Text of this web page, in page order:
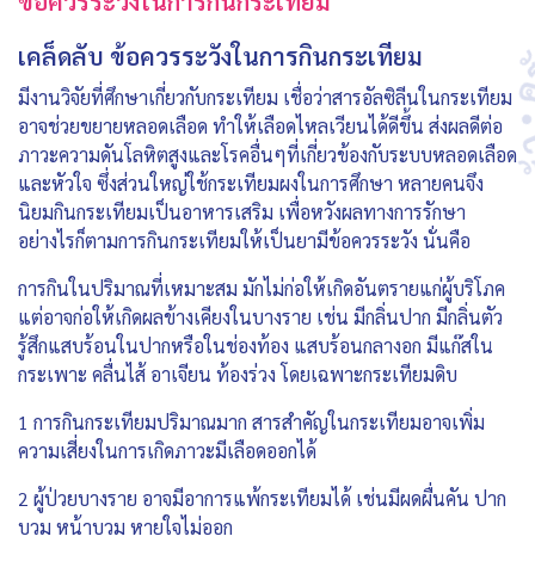
เคล็ดลับ ข้อควรระวังในการกินกระเทียม
มีงานวิจัยที่ศึกษาเกี่ยวกับกระเทียม เชื่อว่าสารอัลซิลีนในกระเทียม
อาจช่วยขยายหลอดเลือด ทำให้เลือดไหลเวียนได้ดีขึ้น ส่งผลดีต่อ
ภาวะความดันโลหิตสูงและโรคอื่นๆที่เกี่ยวข้องกับระบบหลอดเลือด
และหัวใจ ซึ่งส่วนใหญ่ใช้กระเทียมผงในการศึกษา หลายคนจึง
นิยมกินกระเทียมเป็นอาหารเสริม เพื่อหวังผลทางการรักษา
อย่างไรก็ตามการกินกระเทียมให้เป็นยามีข้อควรระวัง นั่นคือ
การกินในปริมาณที่เหมาะสม มักไม่ก่อให้เกิดอันตรายแก่ผู้บริโภค
แต่อาจก่อให้เกิดผลข้างเคียงในบางราย เช่น มีกลิ่นปาก มีกลิ่นตัว
รู้สึกแสบร้อนในปากหรือในช่องท้อง แสบร้อนกลางอก มีแก๊สใน
กระเพาะ คลื่นไส้ อาเจียน ท้องร่วง โดยเฉพาะกระเทียมดิบ
1 การกินกระเทียมปริมาณมาก สารสำคัญในกระเทียมอาจเพิ่ม
ความเสี่ยงในการเกิดภาวะมีเลือดออกได้
2 ผู้ป่วยบางราย อาจมีอาการแพ้กระเทียมได้ เช่นมีผดผื่นคัน ปาก
บวม หน้าบวม หายใจไม่ออก